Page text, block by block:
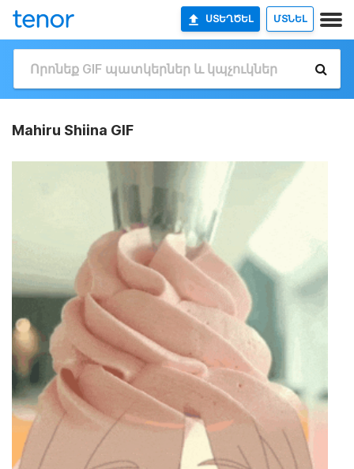
ՍՏԵՂԾԵԼ ՄՏՆԵԼ
Mahiru Shiina GIF